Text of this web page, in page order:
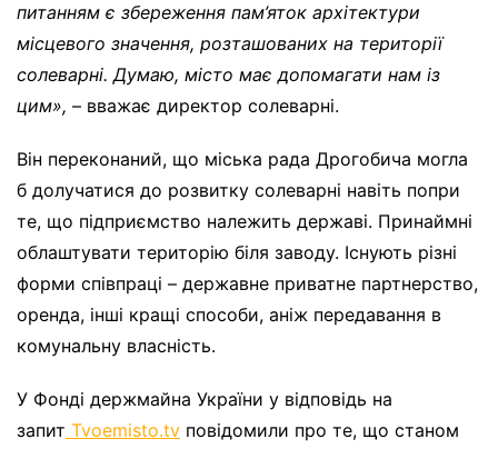
питанням є збереження пам’яток архітектури
місцевого значення, розташованих на території
солеварні. Думаю, місто має допомагати нам із
цим», – вважає директор солеварні.
Він переконаний, що міська рада Дрогобича могла
б долучатися до розвитку солеварні навіть попри
те, що підприємство належить державі. Принаймні
облаштувати територію біля заводу. Існують різні
форми співпраці – державне приватне партнерство,
оренда, інші кращі способи, аніж передавання в
комунальну власність.
У Фонді держмайна України у відповідь на
запит Tvoemisto.tv повідомили про те, що станом